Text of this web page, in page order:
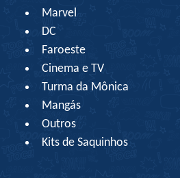
Marvel
DC
Faroeste
Cinema e TV
Turma da Mônica
Mangás
Outros
Kits de Saquinhos